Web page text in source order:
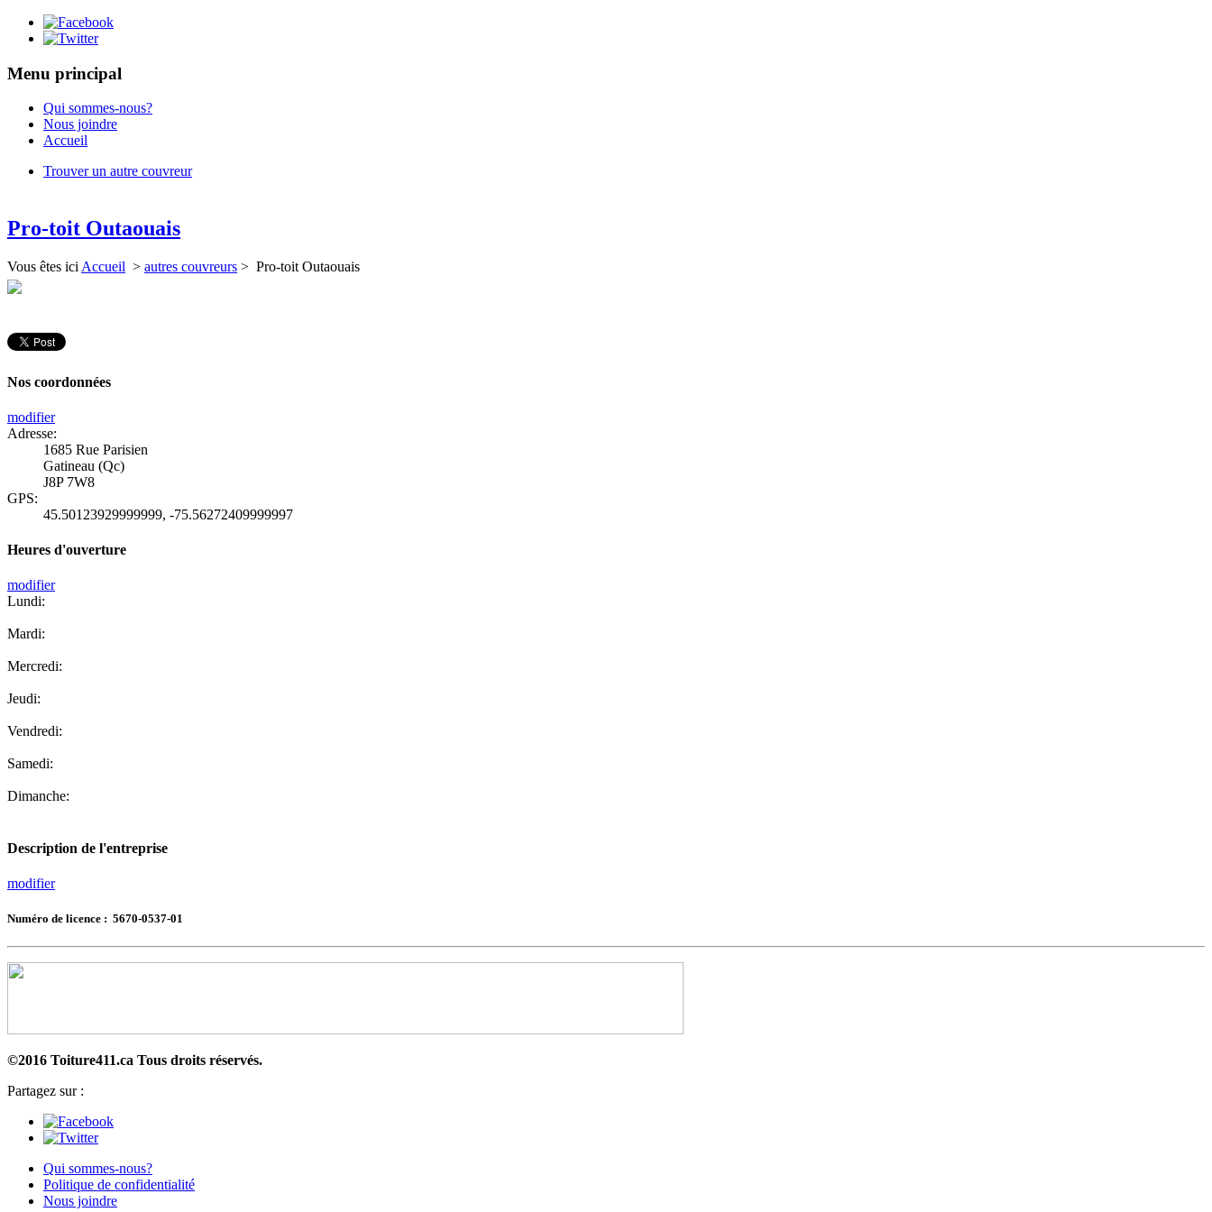
Menu principal
Qui sommes-nous?
Nous joindre
Accueil
Trouver un autre couvreur
Pro-toit Outaouais
Vous êtes ici Accueil > autres couvreurs > Pro-toit Outaouais
Nos coordonnées
modifier
Adresse:
1685 Rue Parisien
Gatineau (Qc)
J8P 7W8
GPS:
45.50123929999999, -75.56272409999997
Heures d'ouverture
modifier
Lundi:
Mardi:
Mercredi:
Jeudi:
Vendredi:
Samedi:
Dimanche:
Description de l'entreprise
modifier
Numéro de licence : 5670-0537-01
©2016 Toiture411.ca Tous droits réservés.
Partagez sur :
Qui sommes-nous?
Politique de confidentialité
Nous joindre